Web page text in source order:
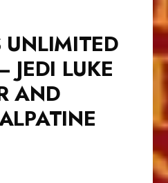
UNLIMITED
JEDI LUKE
AND